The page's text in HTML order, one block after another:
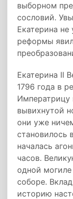
выборном
сословий.
Екатерина не
реформы
Екатерина II
1796 года в
Императрицу
вывихнутой
они уже
становилось
началась
часов.
одной
соборе.
историю